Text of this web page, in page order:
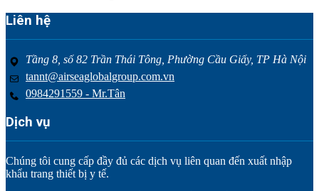
Liên hệ
Tầng 8, số 82 Trần Thái Tông, Phường Cầu Giấy, TP Hà Nội
tannt@airseaglobalgroup.com.vn
0984291559 - Mr.Tân
Dịch vụ
Chúng tôi cung cấp đầy đủ các dịch vụ liên quan đến xuất nhập
khẩu trang thiết bị y tế.